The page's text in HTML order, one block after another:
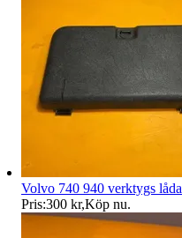
Volvo 740 940 verktygs låda
Pris:300 kr,Köp nu.